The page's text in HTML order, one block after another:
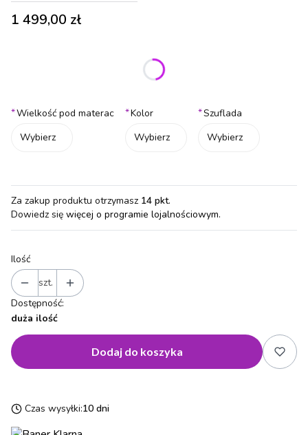
Cena
1 499,00 zł
Poszczególne warianty mogą różnić się ceną
*Wielkość pod materac
Wybierz
*Kolor
Wybierz
*Szuflada
Wybierz
Za zakup produktu otrzymasz 14 pkt.
Dowiedz się więcej o programie lojalnościowym.
Ilość
szt.
Dostępność:
duża ilość
Dodaj do koszyka
Czas wysyłki:10 dni